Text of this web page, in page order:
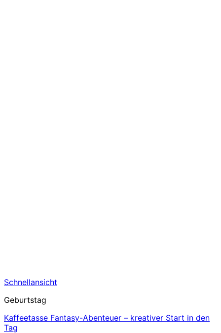
Schnellansicht
Geburtstag
Kaffeetasse Fantasy-Abenteuer – kreativer Start in den
Tag